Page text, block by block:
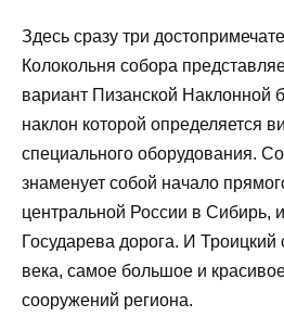
Здесь сразу три
Колокольня собора
вариант Пизанской Наклонной
наклон которой определяется
специального оборудования.
знаменует собой начало
центральной России в Сибирь,
Государева дорога. И
века, самое большое и
сооружений региона.